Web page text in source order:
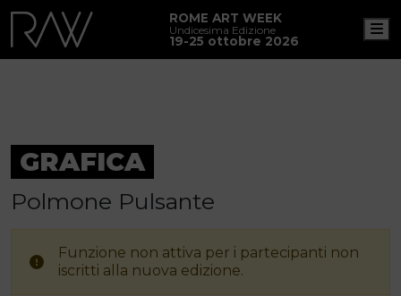
ROME ART WEEK
Undicesima Edizione
19-25 ottobre 2026
GRAFICA
Polmone Pulsante
Funzione non attiva per i partecipanti non
iscritti alla nuova edizione.